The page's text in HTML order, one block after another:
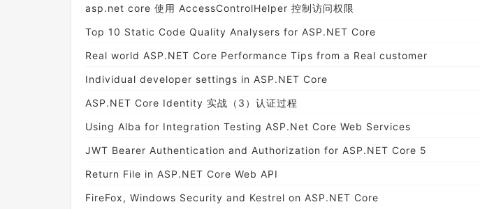
asp.net core 使用 AccessControlHelper 控制访问权限
Top 10 Static Code Quality Analysers for ASP.NET Core
Real world ASP.NET Core Performance Tips from a Real customer
Individual developer settings in ASP.NET Core
ASP.NET Core Identity 实战（3）认证过程
Using Alba for Integration Testing ASP.Net Core Web Services
JWT Bearer Authentication and Authorization for ASP.NET Core 5
Return File in ASP.NET Core Web API
FireFox, Windows Security and Kestrel on ASP.NET Core